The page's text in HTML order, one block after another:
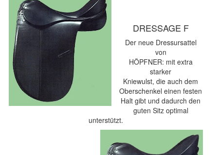
DRESSAGE F
Der neue Dressursattel
von
HÖPFNER: mit extra
starker
Kniewulst, die auch dem
Oberschenkel einen festen
Halt gibt und dadurch den
guten Sitz optimal
unterstützt.